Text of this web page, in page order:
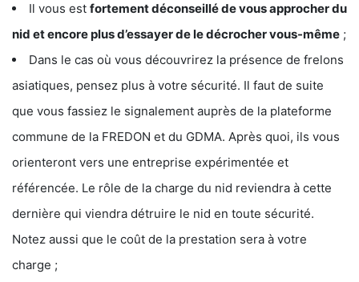
Il vous est fortement déconseillé de vous approcher du
nid et encore plus d’essayer de le décrocher vous-même ;
Dans le cas où vous découvrirez la présence de frelons
asiatiques, pensez plus à votre sécurité. Il faut de suite
que vous fassiez le signalement auprès de la plateforme
commune de la FREDON et du GDMA. Après quoi, ils vous
orienteront vers une entreprise expérimentée et
référencée. Le rôle de la charge du nid reviendra à cette
dernière qui viendra détruire le nid en toute sécurité.
Notez aussi que le coût de la prestation sera à votre
charge ;